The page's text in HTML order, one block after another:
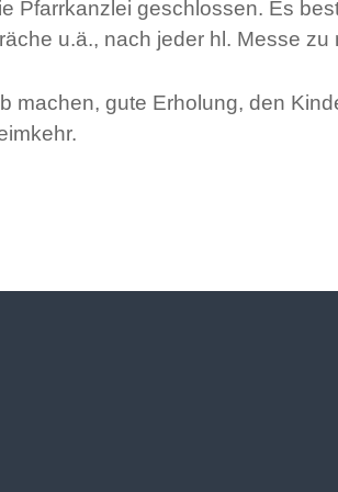
Pfarrkanzlei geschlossen. Es
u.ä., nach jeder hl. Messe zu
machen, gute Erholung, den